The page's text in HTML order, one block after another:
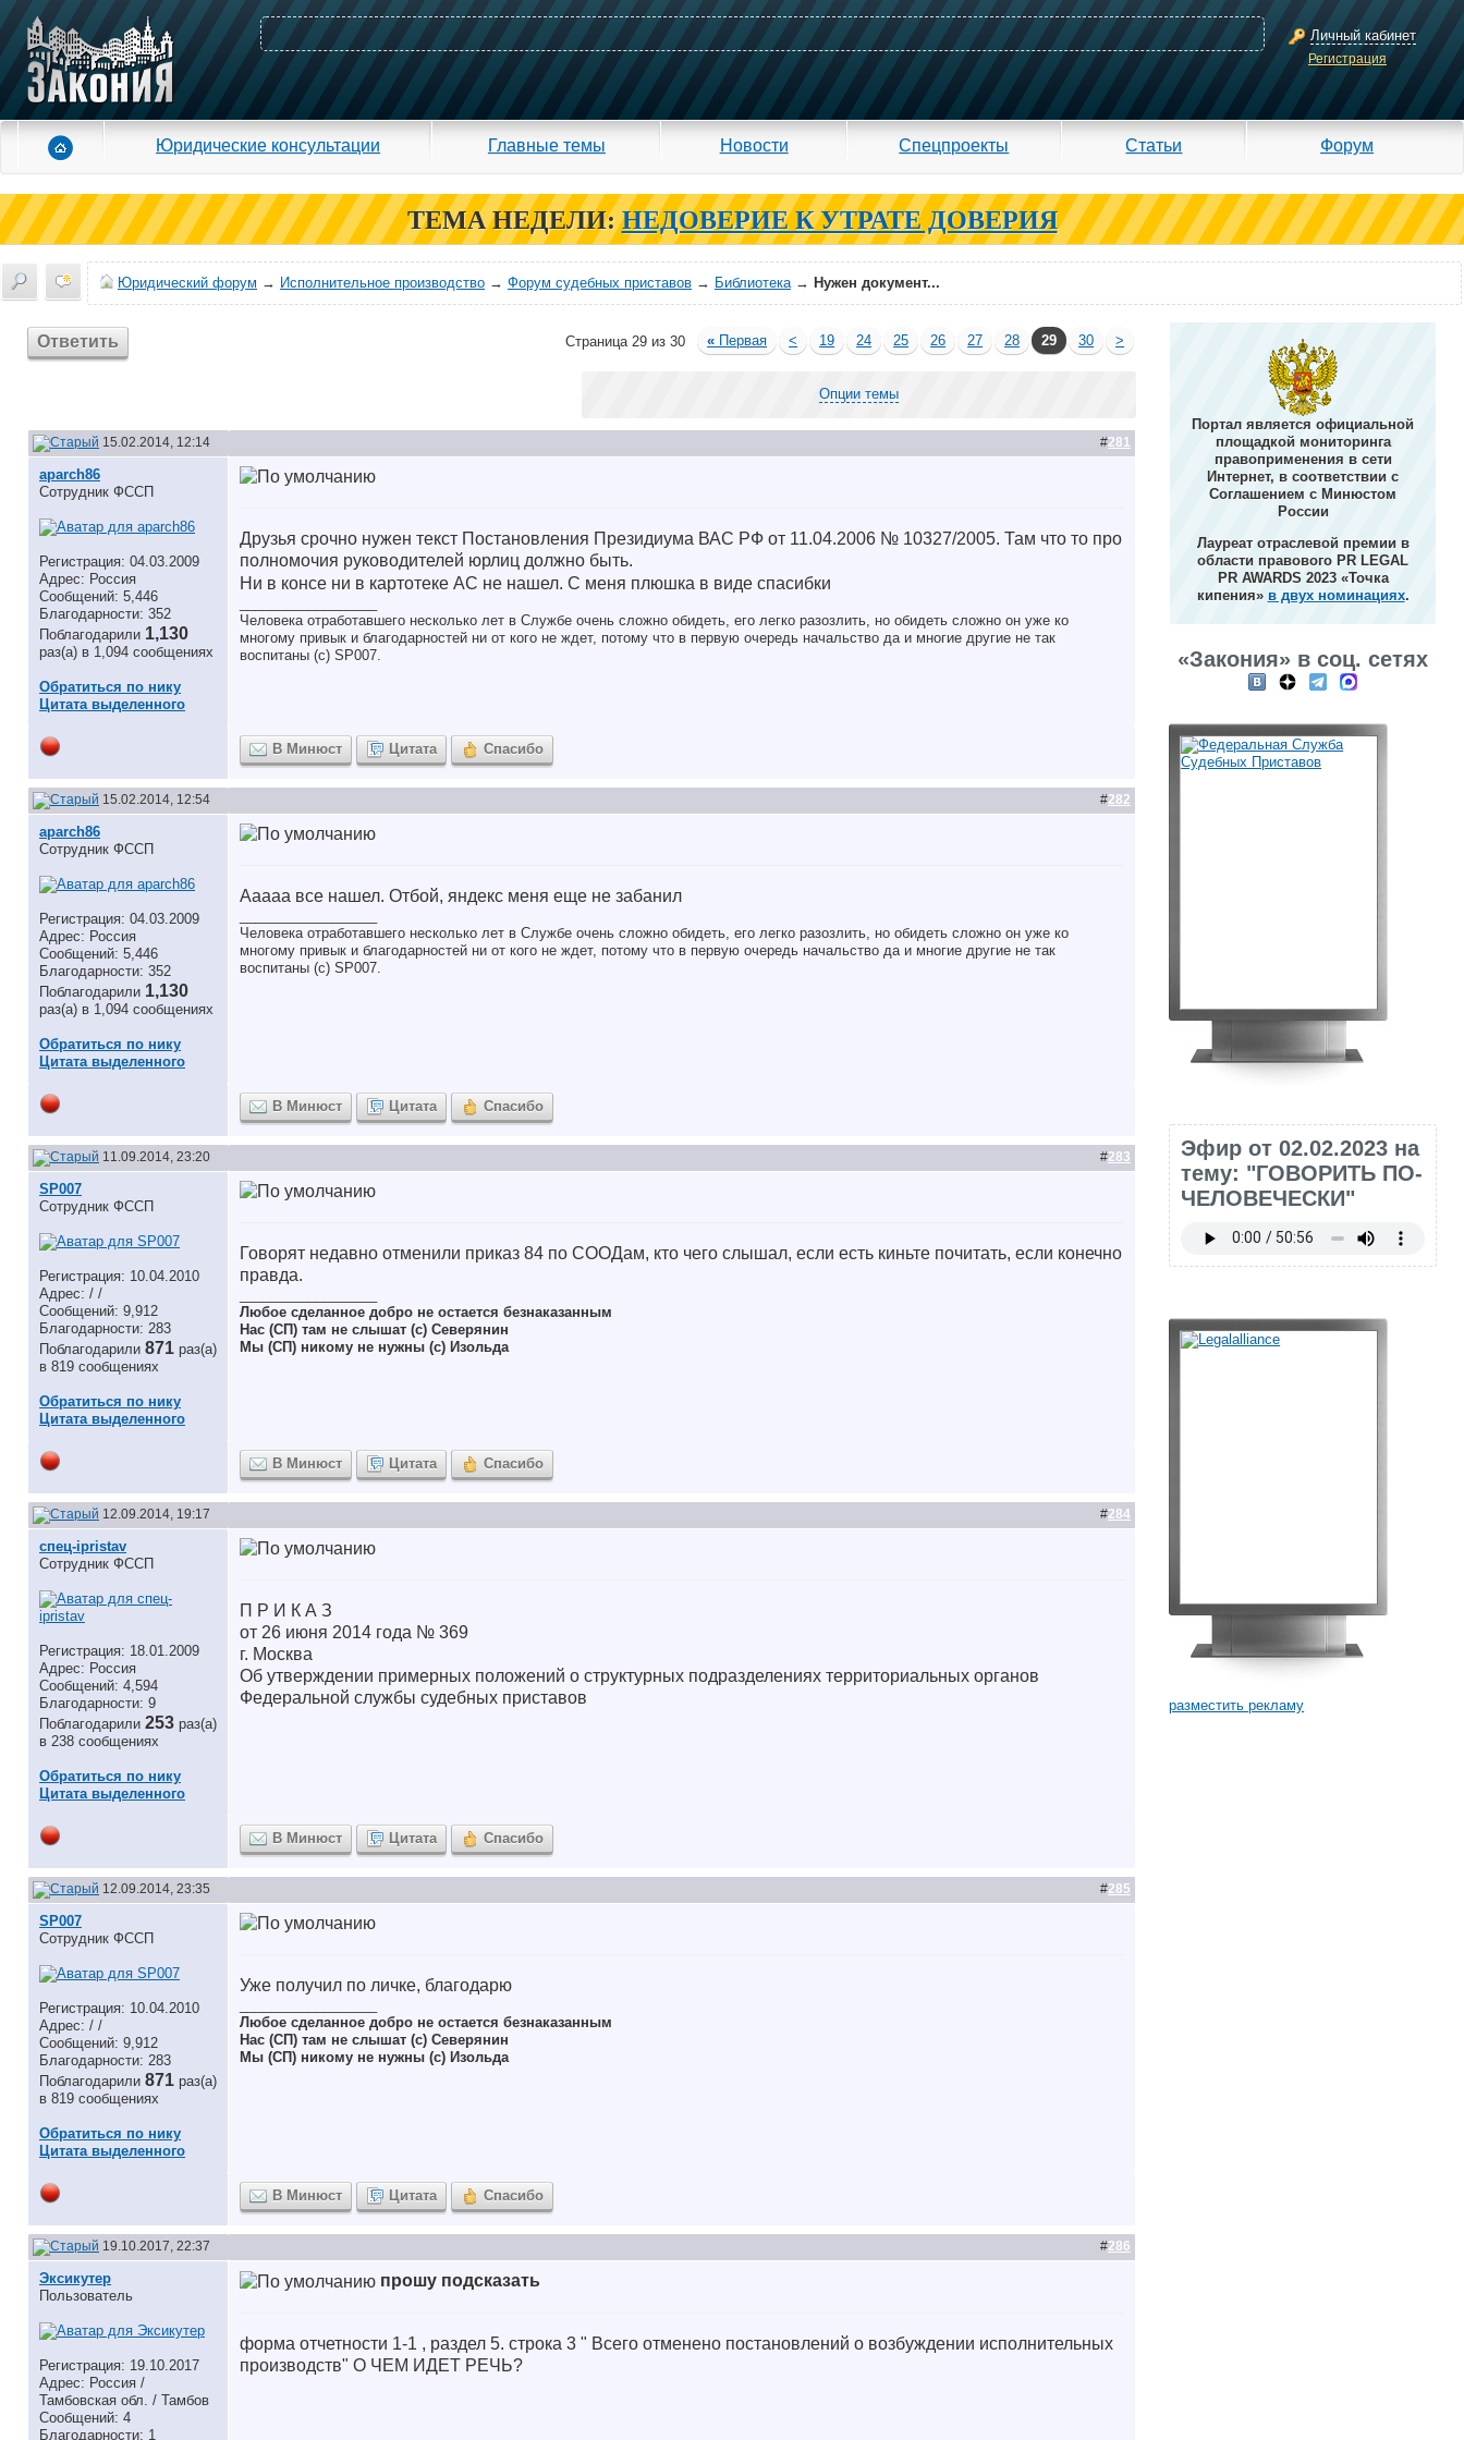
Личный кабинет
Регистрация
Юридические консультации Главные темы Новости Спецпроекты Статьи Форум
ТЕМА НЕДЕЛИ: НЕДОВЕРИЕ К УТРАТЕ ДОВЕРИЯ
Юридический форум → Исполнительное производство → Форум судебных приставов → Библиотека→ Нужен документ...
Ответить Страница 29 из 30 « Первая < 19 24 25 26 27 28 29 30 >
Опции темы
15.02.2014, 12:14 #281
aparch86
Сотрудник ФССП
Регистрация: 04.03.2009
Адрес: Россия
Сообщений: 5,446
Благодарности: 352
Поблагодарили 1,130
раз(а) в 1,094 сообщениях
Обратиться по нику
Цитата выделенного
Друзья срочно нужен текст Постановления Президиума ВАС РФ от 11.04.2006 № 10327/2005. Там что то про
полномочия руководителей юрлиц должно быть.
Ни в консе ни в картотеке АС не нашел. С меня плюшка в виде спасибки
Человека отработавшего несколько лет в Службе очень сложно обидеть, его легко разозлить, но обидеть сложно он уже ко
многому привык и благодарностей ни от кого не ждет, потому что в первую очередь начальство да и многие другие не так
воспитаны (с) SP007.
В Минюст Цитата Спасибо
15.02.2014, 12:54 #282
aparch86
Сотрудник ФССП
Регистрация: 04.03.2009
Адрес: Россия
Сообщений: 5,446
Благодарности: 352
Поблагодарили 1,130
раз(а) в 1,094 сообщениях
Обратиться по нику
Цитата выделенного
Ааааа все нашел. Отбой, яндекс меня еще не забанил
Человека отработавшего несколько лет в Службе очень сложно обидеть, его легко разозлить, но обидеть сложно он уже ко
многому привык и благодарностей ни от кого не ждет, потому что в первую очередь начальство да и многие другие не так
воспитаны (с) SP007.
В Минюст Цитата Спасибо
11.09.2014, 23:20 #283
SP007
Сотрудник ФССП
Регистрация: 10.04.2010
Адрес: / /
Сообщений: 9,912
Благодарности: 283
Поблагодарили 871 раз(а)
в 819 сообщениях
Обратиться по нику
Цитата выделенного
Говорят недавно отменили приказ 84 по СООДам, кто чего слышал, если есть киньте почитать, если конечно
правда.
Любое сделанное добро не остается безнаказанным
Нас (СП) там не слышат (с) Северянин
Мы (СП) никому не нужны (с) Изольда
В Минюст Цитата Спасибо
12.09.2014, 19:17 #284
спец-ipristav
Сотрудник ФССП
Регистрация: 18.01.2009
Адрес: Россия
Сообщений: 4,594
Благодарности: 9
Поблагодарили 253 раз(а)
в 238 сообщениях
Обратиться по нику
Цитата выделенного
П Р И К А З
от 26 июня 2014 года № 369
г. Москва
Об утверждении примерных положений о структурных подразделениях территориальных органов
Федеральной службы судебных приставов
В Минюст Цитата Спасибо
12.09.2014, 23:35 #285
SP007
Сотрудник ФССП
Регистрация: 10.04.2010
Адрес: / /
Сообщений: 9,912
Благодарности: 283
Поблагодарили 871 раз(а)
в 819 сообщениях
Обратиться по нику
Цитата выделенного
Уже получил по личке, благодарю
Любое сделанное добро не остается безнаказанным
Нас (СП) там не слышат (с) Северянин
Мы (СП) никому не нужны (с) Изольда
В Минюст Цитата Спасибо
19.10.2017, 22:37 #286
Эксикутер
Пользователь
Регистрация: 19.10.2017
Адрес: Россия /
Тамбовская обл. / Тамбов
Сообщений: 4
Благодарности: 1
прошу подсказать
форма отчетности 1-1 , раздел 5. строка 3 " Всего отменено постановлений о возбуждении исполнительных
производств" О ЧЕМ ИДЕТ РЕЧЬ?
Портал является официальной
площадкой мониторинга
правоприменения в сети
Интернет, в соответствии с
Соглашением с Минюстом
России
Лауреат отраслевой премии в
области правового PR LEGAL
PR AWARDS 2023 «Точка
кипения» в двух номинациях.
«Закония» в соц. сетях
Эфир от 02.02.2023 на
тему: "ГОВОРИТЬ ПО-
ЧЕЛОВЕЧЕСКИ"
разместить рекламу